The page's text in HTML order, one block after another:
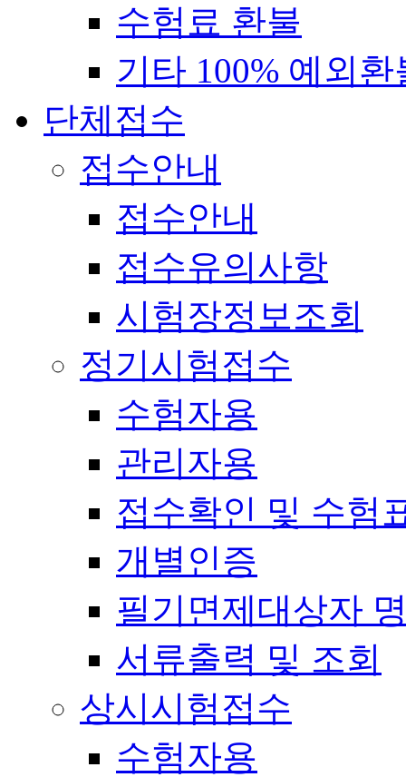
수험료 환불
기타 100% 예외환
단체접수
접수안내
접수안내
접수유의사항
시험장정보조회
정기시험접수
수험자용
관리자용
접수확인 및 수험
개별인증
필기면제대상자
서류출력 및 조회
상시시험접수
수험자용